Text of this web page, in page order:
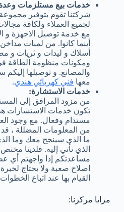
خدمات بيع مستلزمات وعدة
شركتنا تقوم بتوفير
لجميع العملاء ولكافة
مع خدمة توصيل الاجهزة و
أينما كانوا. من لمبات
أسلاك و ليدات و ثريات و
ومكونات منظومة الطاقة
والمصانع. و توصيلها
معها فني كهربائي هندي.
خدمات الاستشارة:
من مزود المرافق إلى
تكون خدمات الاستشارات
مستدام وفعال. مع وجود
من المعلومات المضللة ،
ما الذي سينجح معك وما
الذي نأتي إليه. فلدينا
مساعدتكم إذا واجهتم أي
اصلاح صعبة ولا يحتاج
القيام بها عند اتباع
مزايا مركزنا: